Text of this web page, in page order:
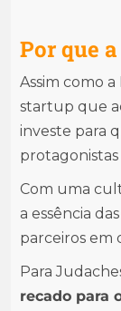
Por que
Assim como
startup que
investe para
protagonistas
Com uma
a essência
parceiros em
Para
recado para